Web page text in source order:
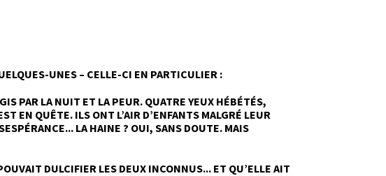
UNES – CELLE-CI EN PARTICULIER :
PAR LA NUIT ET LA PEUR. QUATRE YEUX HÉBÉTÉS,
EN QUÊTE. ILS ONT L’AIR D’ENFANTS MALGRÉ LEUR
LA HAINE ? OUI, SANS DOUTE. MAIS
DULCIFIER LES DEUX INCONNUS... ET QU’ELLE AIT